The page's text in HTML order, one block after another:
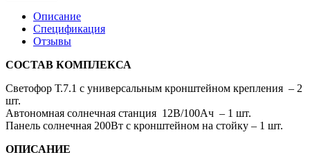
Описание
Спецификация
Отзывы
СОСТАВ КОМПЛЕКСА
Светофор Т.7.1 с универсальным кронштейном крепления – 2
шт.
Автономная солнечная станция 12В/100Ач – 1 шт.
Панель солнечная 200Вт с кронштейном на стойку – 1 шт.
ОПИСАНИЕ